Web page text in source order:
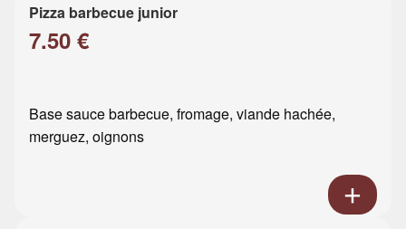
Pizza barbecue junior
7.50 €
Base sauce barbecue, fromage, viande hachée,
merguez, oignons